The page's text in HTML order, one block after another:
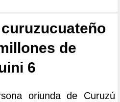
de
6
oriunda de Curuzú